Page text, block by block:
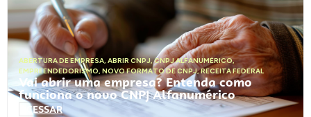
ABERTURA DE EMPRESA, ABRIR CNPJ,CNPJ ALFANUMÉRICO,
EMPREENDEDORISMO, NOVO FORMATO DE CNPJ,RECEITA FEDERAL
Vai abrir uma empresa? Entenda como
funciona o novo CNPJ Alfanumérico
ACESSAR